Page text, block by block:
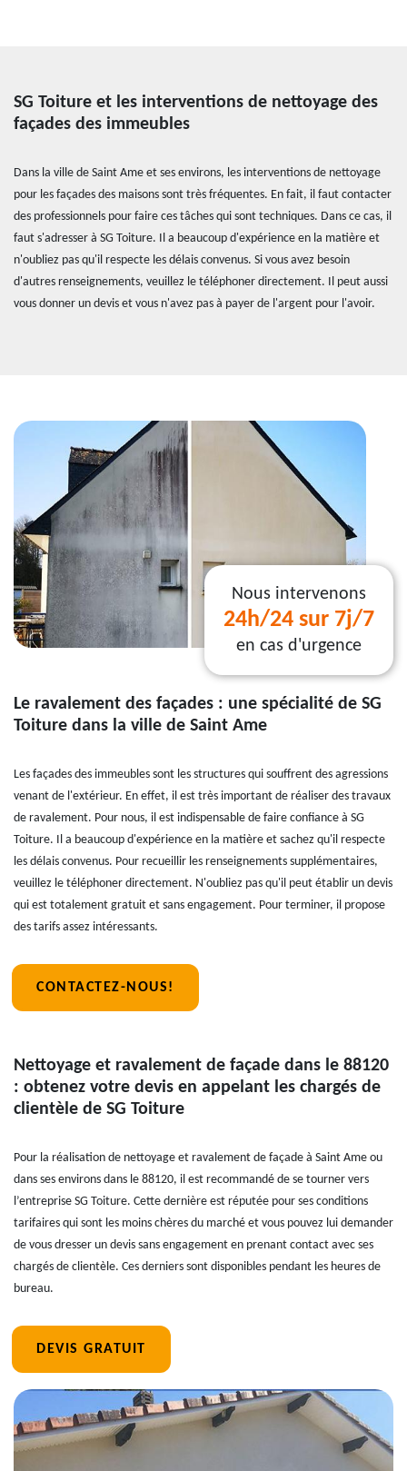
SG Toiture et les interventions de nettoyage des
façades des immeubles
Dans la ville de Saint Ame et ses environs, les interventions de nettoyage
pour les façades des maisons sont très fréquentes. En fait, il faut contacter
des professionnels pour faire ces tâches qui sont techniques. Dans ce cas, il
faut s'adresser à SG Toiture. Il a beaucoup d'expérience en la matière et
n'oubliez pas qu'il respecte les délais convenus. Si vous avez besoin
d'autres renseignements, veuillez le téléphoner directement. Il peut aussi
vous donner un devis et vous n'avez pas à payer de l'argent pour l'avoir.
Nous intervenons
24h/24 sur 7j/7
en cas d'urgence
Le ravalement des façades : une spécialité de SG
Toiture dans la ville de Saint Ame
Les façades des immeubles sont les structures qui souffrent des agressions
venant de l'extérieur. En effet, il est très important de réaliser des travaux
de ravalement. Pour nous, il est indispensable de faire confiance à SG
Toiture. Il a beaucoup d'expérience en la matière et sachez qu'il respecte
les délais convenus. Pour recueillir les renseignements supplémentaires,
veuillez le téléphoner directement. N'oubliez pas qu'il peut établir un devis
qui est totalement gratuit et sans engagement. Pour terminer, il propose
des tarifs assez intéressants.
CONTACTEZ-NOUS!
Nettoyage et ravalement de façade dans le 88120
: obtenez votre devis en appelant les chargés de
clientèle de SG Toiture
Pour la réalisation de nettoyage et ravalement de façade à Saint Ame ou
dans ses environs dans le 88120, il est recommandé de se tourner vers
l’entreprise SG Toiture. Cette dernière est réputée pour ses conditions
tarifaires qui sont les moins chères du marché et vous pouvez lui demander
de vous dresser un devis sans engagement en prenant contact avec ses
chargés de clientèle. Ces derniers sont disponibles pendant les heures de
bureau.
DEVIS GRATUIT